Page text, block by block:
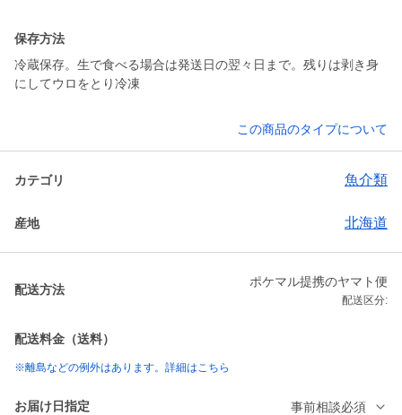
保存方法
冷蔵保存。生で食べる場合は発送日の翌々日まで。残りは剥き身
にしてウロをとり冷凍
この商品のタイプについて
カテゴリ 魚介類
産地 北海道
配送方法
ポケマル提携のヤマト便
配送区分:
配送料金（送料）
※離島などの例外はあります。詳細はこちら
お届け日指定 事前相談必須